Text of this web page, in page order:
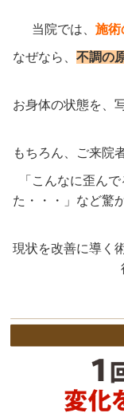
当院では、 施術
なぜなら、 不調の
お身体の状態を、
もちろん、ご来院
「こんなに歪ん
た・・・」など驚
現状を改善に導く